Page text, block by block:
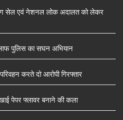
सेल एवं नेशनल लोक अदालत को लेकर
पुलिस का सघन अभियान
करते दो आरोपी गिरफ्तार
पेपर फ्लावर बनाने की कला